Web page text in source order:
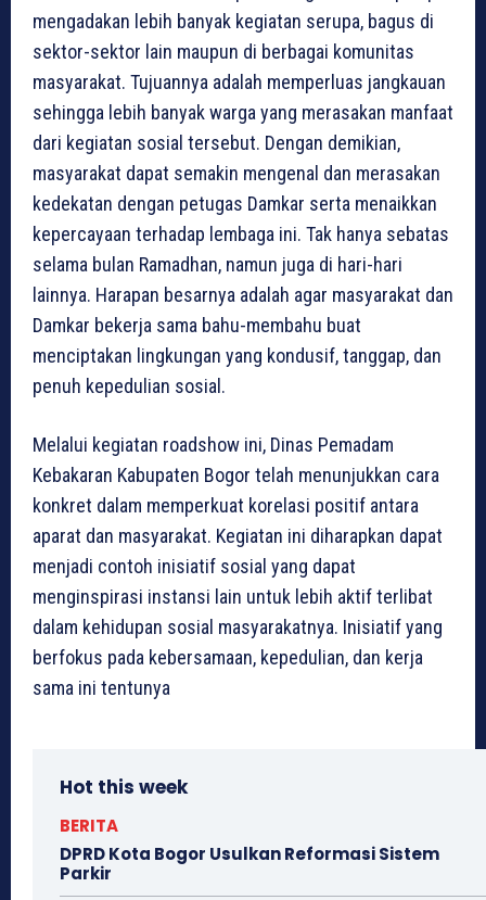
mengadakan lebih banyak kegiatan serupa, bagus di
sektor-sektor lain maupun di berbagai komunitas
masyarakat. Tujuannya adalah memperluas jangkauan
sehingga lebih banyak warga yang merasakan manfaat
dari kegiatan sosial tersebut. Dengan demikian,
masyarakat dapat semakin mengenal dan merasakan
kedekatan dengan petugas Damkar serta menaikkan
kepercayaan terhadap lembaga ini. Tak hanya sebatas
selama bulan Ramadhan, namun juga di hari-hari
lainnya. Harapan besarnya adalah agar masyarakat dan
Damkar bekerja sama bahu-membahu buat
menciptakan lingkungan yang kondusif, tanggap, dan
penuh kepedulian sosial.
Melalui kegiatan roadshow ini, Dinas Pemadam
Kebakaran Kabupaten Bogor telah menunjukkan cara
konkret dalam memperkuat korelasi positif antara
aparat dan masyarakat. Kegiatan ini diharapkan dapat
menjadi contoh inisiatif sosial yang dapat
menginspirasi instansi lain untuk lebih aktif terlibat
dalam kehidupan sosial masyarakatnya. Inisiatif yang
berfokus pada kebersamaan, kepedulian, dan kerja
sama ini tentunya
Hot this week
BERITA
DPRD Kota Bogor Usulkan Reformasi Sistem
Parkir